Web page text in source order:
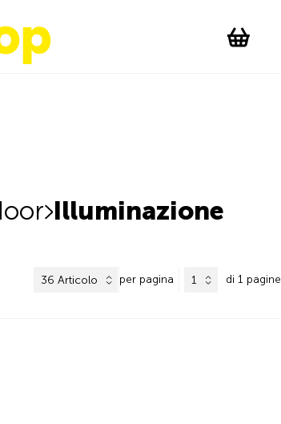
WishList
Illuminazione
36 Articolo per pagina 1 di 1 pagine